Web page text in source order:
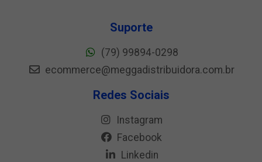
Suporte
(79) 99894-0298
ecommerce@meggadistribuidora.com.br
Redes Sociais
Instagram
Facebook
Linkedin